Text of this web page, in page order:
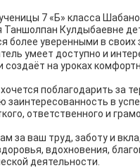
7 «Б» класса
Таншолпан Кулдыбаевне
более уверенными в
умеет доступно и
создаёт на уроках
поблагодарить за
заинтересованность в
ответственного и
за ваш труд, заботу и
вдохновения,
деятельности.